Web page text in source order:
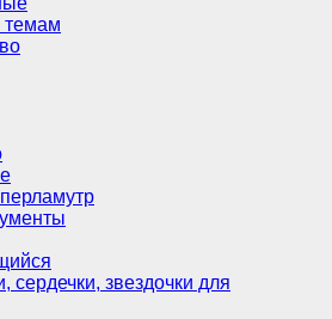
темам
сердечки, звездочки для